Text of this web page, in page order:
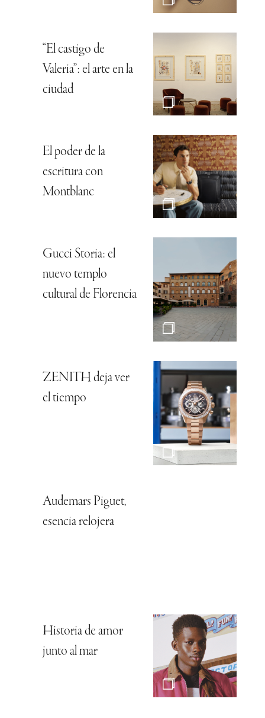
“El castigo de
Valeria”: el arte en la
ciudad
El poder de la
escritura con
Montblanc
Gucci Storia: el
nuevo templo
cultural de Florencia
ZENITH deja ver
el tiempo
Audemars Piguet,
esencia relojera
Historia de amor
junto al mar